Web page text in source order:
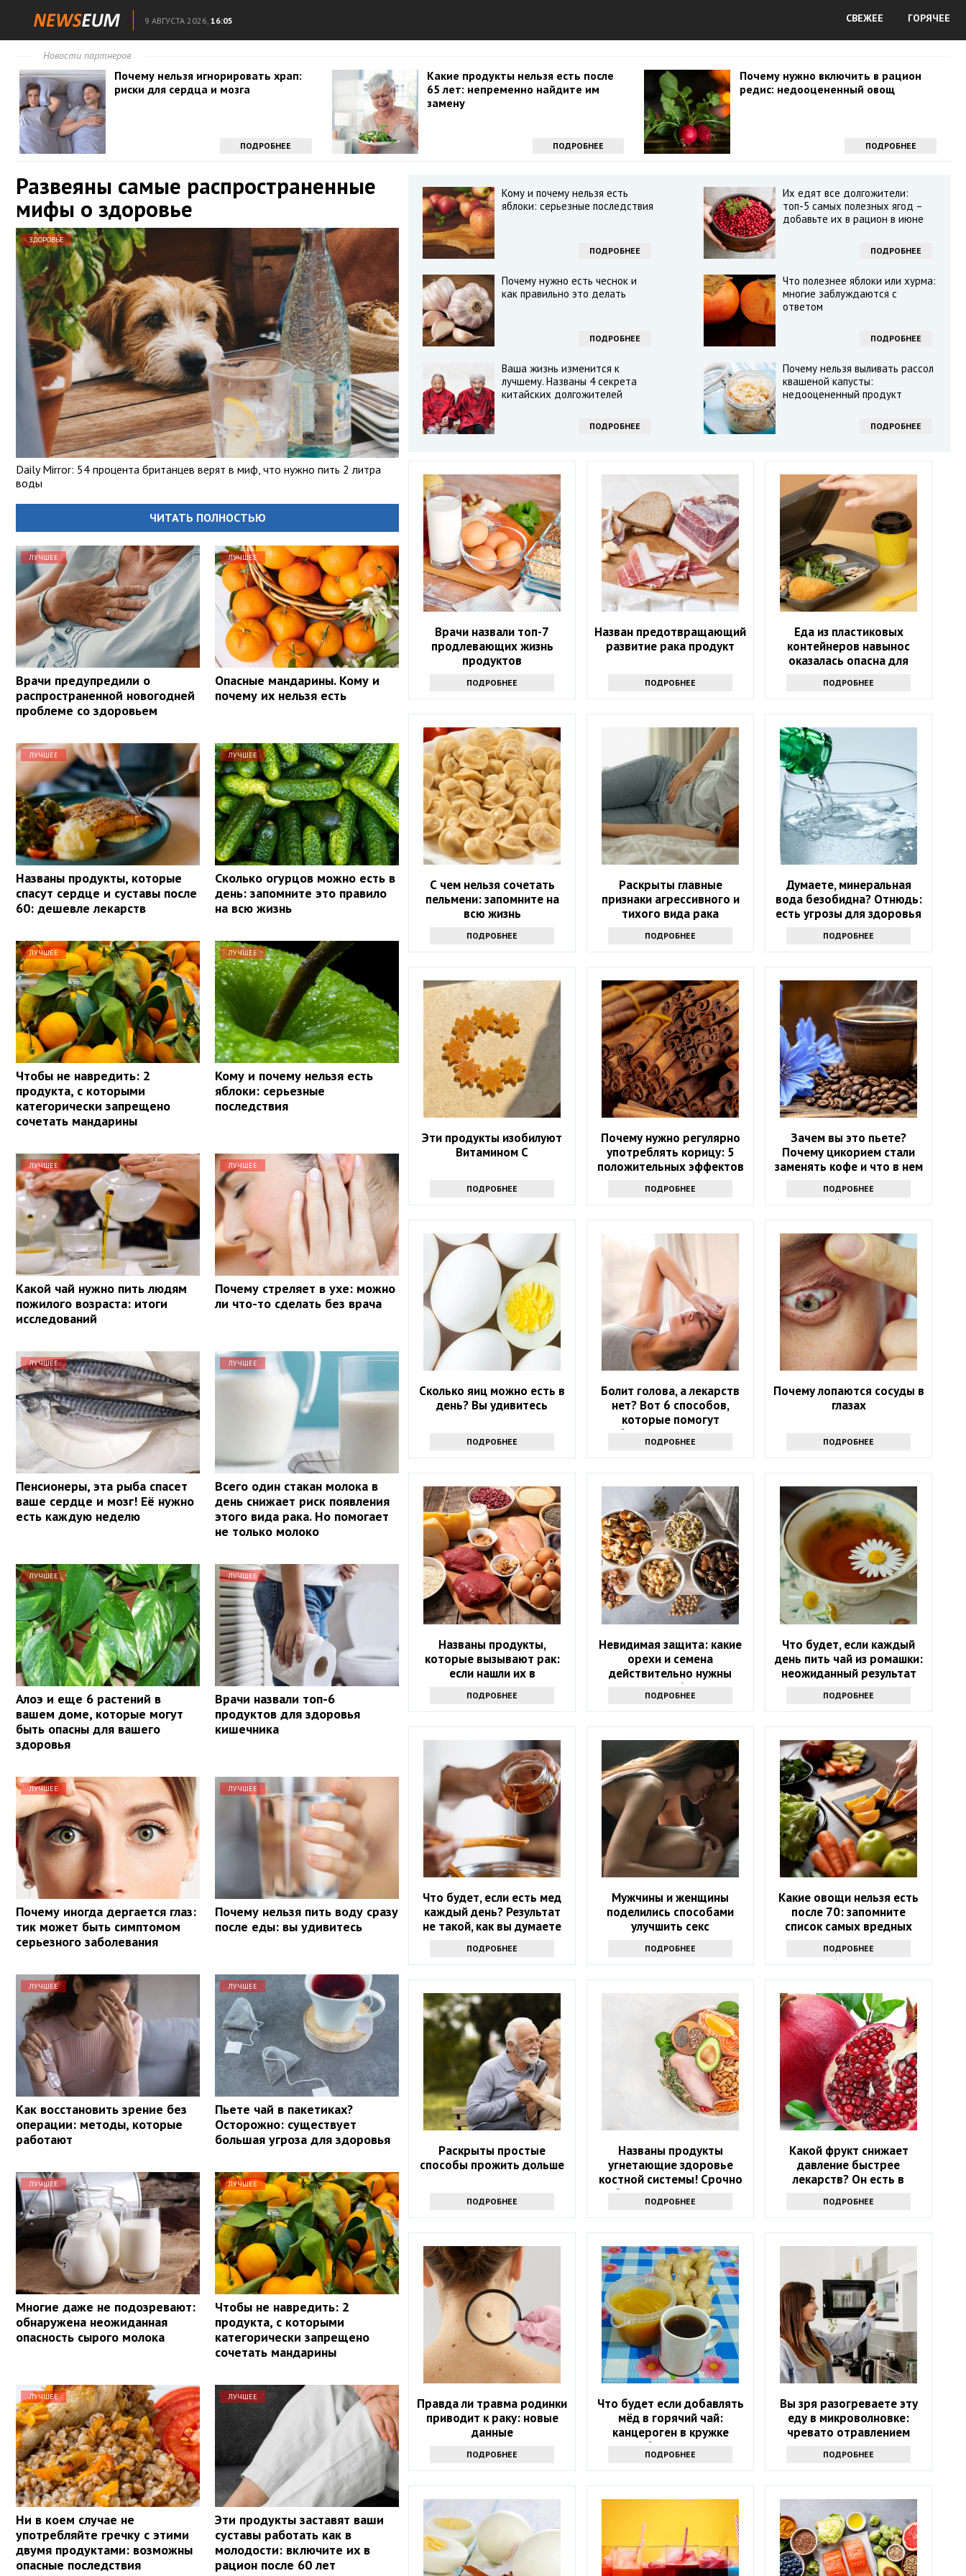
9 АВГУСТА 2026, 16:05 СВЕЖЕЕ ГОРЯЧЕЕ
Новости партнеров
Почему нельзя игнорировать храп:
риски для сердца и мозга
ПОДРОБНЕЕ
Какие продукты нельзя есть после
65 лет: непременно найдите им
замену
ПОДРОБНЕЕ
Почему нужно включить в рацион
редис: недооцененный овощ
ПОДРОБНЕЕ
Развеяны самые распространенные
мифы о здоровье
ЗДОРОВЬЕ
Daily Mirror: 54 процента британцев верят в миф, что нужно пить 2 литра
воды
ЧИТАТЬ ПОЛНОСТЬЮ
ЛУЧШЕЕ
Врачи предупредили о
распространенной новогодней
проблеме со здоровьем
ЛУЧШЕЕ
Опасные мандарины. Кому и
почему их нельзя есть
ЛУЧШЕЕ
Названы продукты, которые
спасут сердце и суставы после
60: дешевле лекарств
ЛУЧШЕЕ
Сколько огурцов можно есть в
день: запомните это правило
на всю жизнь
ЛУЧШЕЕ
Чтобы не навредить: 2
продукта, с которыми
категорически запрещено
сочетать мандарины
ЛУЧШЕЕ
Кому и почему нельзя есть
яблоки: серьезные
последствия
ЛУЧШЕЕ
Какой чай нужно пить людям
пожилого возраста: итоги
исследований
ЛУЧШЕЕ
Почему стреляет в ухе: можно
ли что-то сделать без врача
ЛУЧШЕЕ
Пенсионеры, эта рыба спасет
ваше сердце и мозг! Её нужно
есть каждую неделю
ЛУЧШЕЕ
Всего один стакан молока в
день снижает риск появления
этого вида рака. Но помогает
не только молоко
ЛУЧШЕЕ
Алоэ и еще 6 растений в
вашем доме, которые могут
быть опасны для вашего
здоровья
ЛУЧШЕЕ
Врачи назвали топ-6
продуктов для здоровья
кишечника
ЛУЧШЕЕ
Почему иногда дергается глаз:
тик может быть симптомом
серьезного заболевания
ЛУЧШЕЕ
Почему нельзя пить воду сразу
после еды: вы удивитесь
ЛУЧШЕЕ
Как восстановить зрение без
операции: методы, которые
работают
ЛУЧШЕЕ
Пьете чай в пакетиках?
Осторожно: существует
большая угроза для здоровья
ЛУЧШЕЕ
Многие даже не подозревают:
обнаружена неожиданная
опасность сырого молока
ЛУЧШЕЕ
Чтобы не навредить: 2
продукта, с которыми
категорически запрещено
сочетать мандарины
ЛУЧШЕЕ
Ни в коем случае не
употребляйте гречку с этими
двумя продуктами: возможны
опасные последствия
ЛУЧШЕЕ
Эти продукты заставят ваши
суставы работать как в
молодости: включите их в
рацион после 60 лет
Кому и почему нельзя есть
яблоки: серьезные последствия
ПОДРОБНЕЕ
Их едят все долгожители:
топ-5 самых полезных ягод –
добавьте их в рацион в июне
ПОДРОБНЕЕ
Почему нужно есть чеснок и
как правильно это делать
ПОДРОБНЕЕ
Что полезнее яблоки или хурма:
многие заблуждаются с
ответом
ПОДРОБНЕЕ
Ваша жизнь изменится к
лучшему. Названы 4 секрета
китайских долгожителей
ПОДРОБНЕЕ
Почему нельзя выливать рассол
квашеной капусты:
недооцененный продукт
ПОДРОБНЕЕ
Врачи назвали топ-7
продлевающих жизнь
продуктов
ПОДРОБНЕЕ
Назван предотвращающий
развитие рака продукт
ПОДРОБНЕЕ
Еда из пластиковых
контейнеров навынос
оказалась опасна для
ПОДРОБНЕЕ
С чем нельзя сочетать
пельмени: запомните на
всю жизнь
ПОДРОБНЕЕ
Раскрыты главные
признаки агрессивного и
тихого вида рака
ПОДРОБНЕЕ
Думаете, минеральная
вода безобидна? Отнюдь:
есть угрозы для здоровья
ПОДРОБНЕЕ
Эти продукты изобилуют
Витамином С
ПОДРОБНЕЕ
Почему нужно регулярно
употреблять корицу: 5
положительных эффектов
ПОДРОБНЕЕ
Зачем вы это пьете?
Почему цикорием стали
заменять кофе и что в нем
ПОДРОБНЕЕ
Сколько яиц можно есть в
день? Вы удивитесь
ПОДРОБНЕЕ
Болит голова, а лекарств
нет? Вот 6 способов,
которые помогут
избавиться от напасти
ПОДРОБНЕЕ
Почему лопаются сосуды в
глазах
ПОДРОБНЕЕ
Названы продукты,
которые вызывают рак:
если нашли их в
выбрасывайте
ПОДРОБНЕЕ
Невидимая защита: какие
орехи и семена
действительно нужны
после 60?
ПОДРОБНЕЕ
Что будет, если каждый
день пить чай из ромашки:
неожиданный результат
ПОДРОБНЕЕ
Что будет, если есть мед
каждый день? Результат
не такой, как вы думаете
ПОДРОБНЕЕ
Мужчины и женщины
поделились способами
улучшить секс
ПОДРОБНЕЕ
Какие овощи нельзя есть
после 70: запомните
список самых вредных
ПОДРОБНЕЕ
Раскрыты простые
способы прожить дольше
ПОДРОБНЕЕ
Названы продукты
угнетающие здоровье
костной системы! Срочно
уберите их из рациона
ПОДРОБНЕЕ
Какой фрукт снижает
давление быстрее
лекарств? Он есть в
ПОДРОБНЕЕ
Правда ли травма родинки
приводит к раку: новые
данные
ПОДРОБНЕЕ
Что будет если добавлять
мёд в горячий чай:
канцероген в кружке
обеспечен?
ПОДРОБНЕЕ
Вы зря разогреваете эту
еду в микроволновке:
чревато отравлением
ПОДРОБНЕЕ